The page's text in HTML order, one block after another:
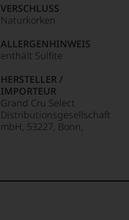
VERSCHLUSS
Naturkorken
ALLERGENHINWEIS
enthält Sulfite
HERSTELLER /
IMPORTEUR
Grand Cru Select
Distributionsgesellschaft
mbH, 53227, Bonn,